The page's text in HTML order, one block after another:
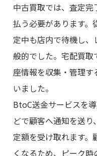
中古買取では、査定
払う必要があります
定中も店内で待機し
般的でした。宅配買
座情報を収集・管理
いました。
BtoC送金サービスを
どで顧客へ通知を送
定額を受け取れます
くなるため、ピーク